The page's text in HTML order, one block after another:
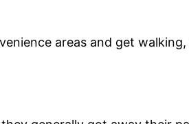
areas and get